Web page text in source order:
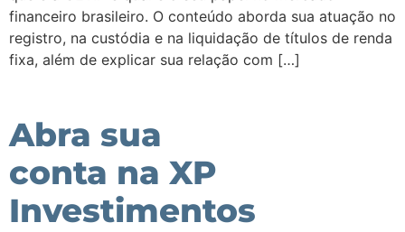
financeiro brasileiro. O conteúdo aborda sua atuação no
registro, na custódia e na liquidação de títulos de renda
fixa, além de explicar sua relação com […]
Abra sua
conta na XP
Investimentos